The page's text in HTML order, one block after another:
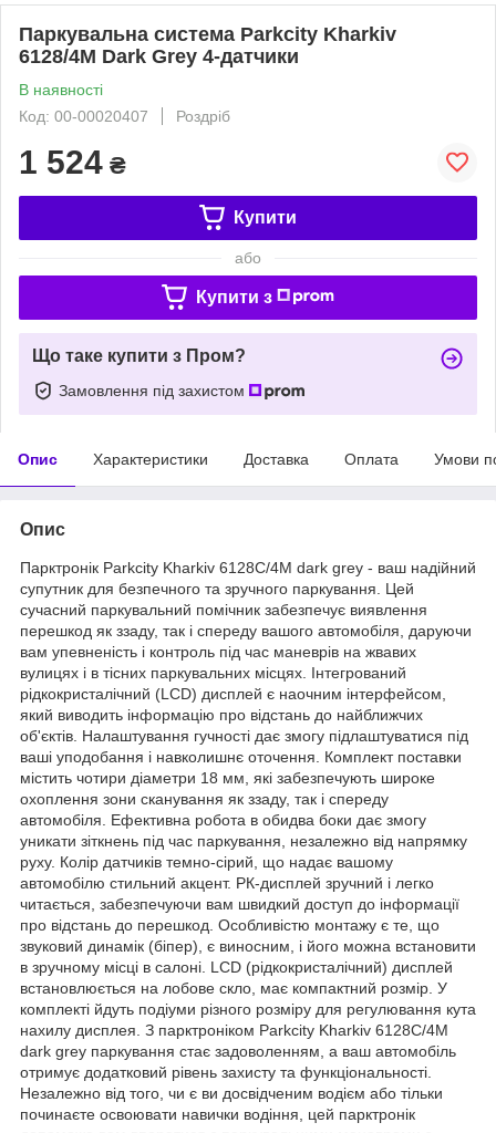
Паркувальна система Parkcity Kharkiv
6128/4M Dark Grey 4-датчики
В наявності
Код: 00-00020407
Роздріб
1 524 ₴
Купити
або
Купити з
Що таке купити з Пром?
Замовлення під захистом
Опис Характеристики Доставка Оплата Умови
Опис
Парктронік Parkcity Kharkiv 6128C/4M dark grey - ваш надійний
супутник для безпечного та зручного паркування. Цей
сучасний паркувальний помічник забезпечує виявлення
перешкод як ззаду, так і спереду вашого автомобіля, даруючи
вам упевненість і контроль під час маневрів на жвавих
вулицях і в тісних паркувальних місцях. Інтегрований
рідкокристалічний (LCD) дисплей є наочним інтерфейсом,
який виводить інформацію про відстань до найближчих
об'єктів. Налаштування гучності дає змогу підлаштуватися під
ваші уподобання і навколишнє оточення. Комплект поставки
містить чотири діаметри 18 мм, які забезпечують широке
охоплення зони сканування як ззаду, так і спереду
автомобіля. Ефективна робота в обидва боки дає змогу
уникати зіткнень під час паркування, незалежно від напрямку
руху. Колір датчиків темно-сірий, що надає вашому
автомобілю стильний акцент. РК-дисплей зручний і легко
читається, забезпечуючи вам швидкий доступ до інформації
про відстань до перешкод. Особливістю монтажу є те, що
звуковий динамік (біпер), є виносним, і його можна встановити
в зручному місці в салоні. LCD (рідкокристалічний) дисплей
встановлюється на лобове скло, має компактний розмір. У
комплекті йдуть подіуми різного розміру для регулювання кута
нахилу дисплея. З парктроніком Parkcity Kharkiv 6128C/4M
dark grey паркування стає задоволенням, а ваш автомобіль
отримує додатковий рівень захисту та функціональності.
Незалежно від того, чи є ви досвідченим водієм або тільки
починаєте освоювати навички водіння, цей парктронік